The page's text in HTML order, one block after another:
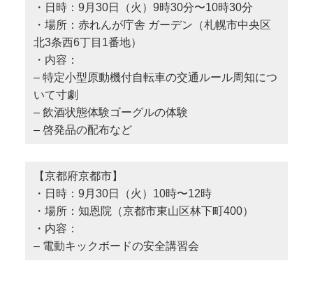
・日時：9月30日（火）9時30分〜10時30分
・場所：赤れんが庁舎 ガーデン（札幌市中央区
北3条⻄6丁⽬1番地）
・内容：
– 特定小型原動機付自転車の交通ルール周知につ
いて寸劇
– 飲酒状態体験ゴーグルの体験
– 啓発品の配布など
【京都府京都市】
・日時：9月30日（火）10時〜12時
・場所：知恩院（京都市東山区林下町400）
・内容：
– 電動キックボードの安全講習会